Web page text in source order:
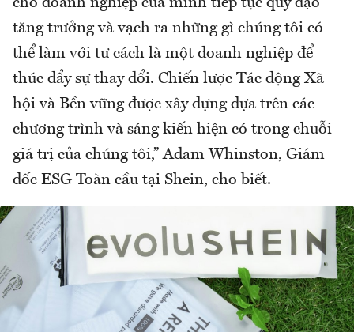
cho doanh nghiệp của mình tiếp tục quỹ đạo
tăng trưởng và vạch ra những gì chúng tôi có
thể làm với tư cách là một doanh nghiệp để
thúc đẩy sự thay đổi. Chiến lược Tác động Xã
hội và Bền vững được xây dựng dựa trên các
chương trình và sáng kiến ​​hiện có trong chuỗi
giá trị của chúng tôi,” Adam Whinston, Giám
đốc ESG Toàn cầu tại Shein, cho biết.